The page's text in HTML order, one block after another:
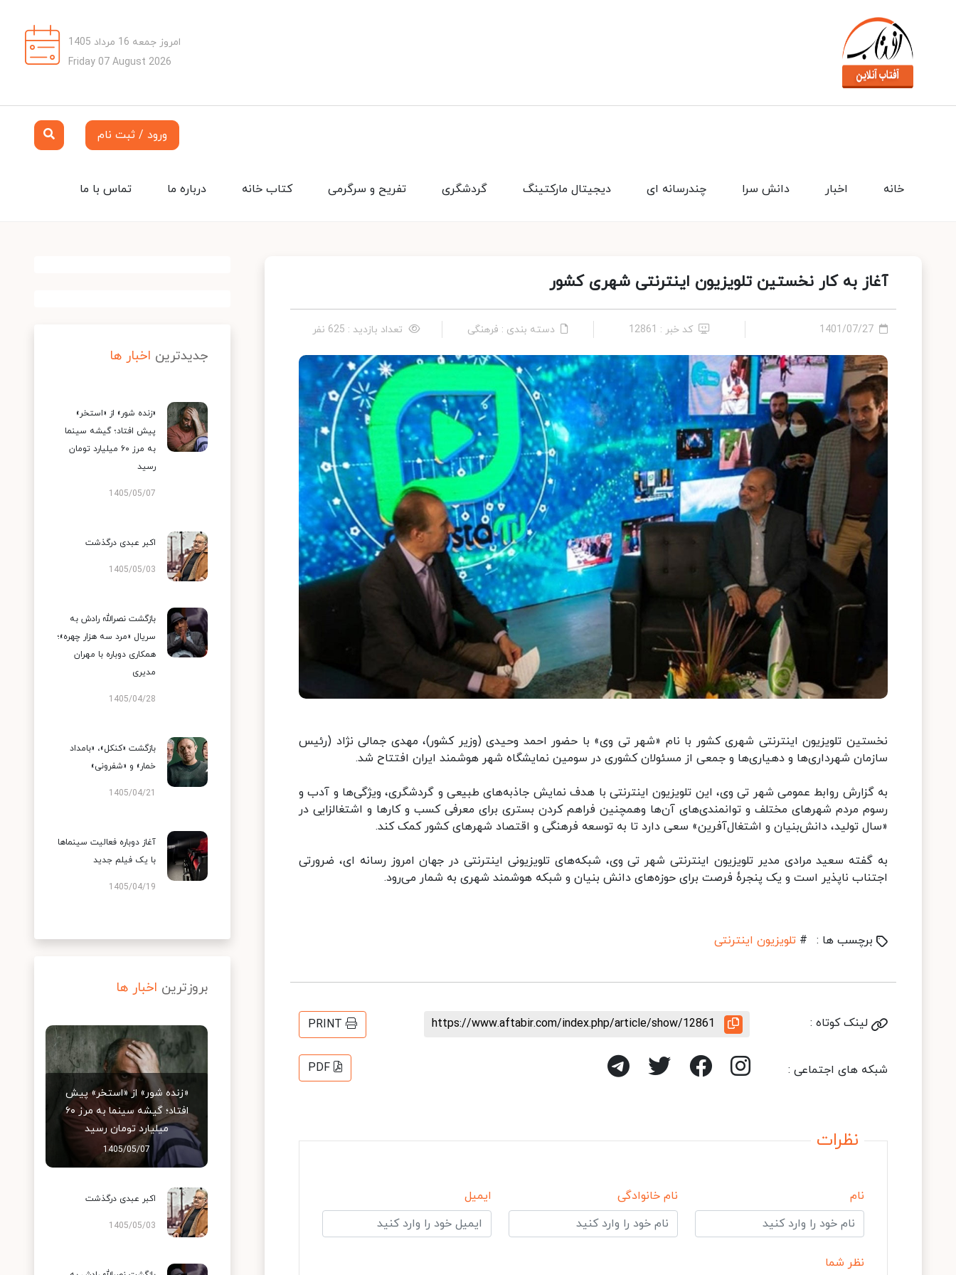
امروز جمعه 16 مرداد 1405
Friday 07 August 2026
ورود / ثبت نام
تماس با ما درباره ما کتاب خانه تفریح و سرگرمی گردشگری دیجیتال مارکتینگ چندرسانه ای دانش سرا اخبار خانه
آغاز به کار نخستین تلویزیون اینترنتی شهری کشور
1401/07/27 کد خبر : 12861 دسته بندی : فرهنگی تعداد بازدید : 625 نفر
نخستین تلویزیون اینترنتی شهری کشور با نام «شهر تی وی» با حضور احمد وحیدی (وزیر کشور)، مهدی جمالی نژاد (رئیس
سازمان شهرداری‌ها و دهیاری‌ها و جمعی از مسئولان کشوری در سومین نمایشگاه شهر هوشمند ایران افتتاح شد.
به گزارش روابط عمومی شهر تی وی، این تلویزیون اینترنتی با هدف نمایش جاذبه‌های طبیعی و گردشگری، ویژگی‌ها و آدب و
رسوم مردم شهرهای مختلف و توانمندی‌های آن‌ها وهمچنین فراهم کردن بستری برای معرفی کسب و کارها و اشتغالزایی در
«سال تولید، دانش‌بنیان و اشتغال‌آفرین» سعی دارد تا به توسعه فرهنگی و اقتصاد شهرهای کشور کمک کند.
به گفته سعید مرادی مدیر تلویزیون اینترنتی شهر تی وی، شبکه‌های تلویزیونی اینترنتی در جهان امروز رسانه ای، ضرورتی
اجتناب ناپذیر است و یک پنجرۀ فرصت برای حوزه‌های دانش بنیان و شبکه هوشمند شهری به شمار می‌رود.
برچسب ها : # تلویزیون اینترنتی
لینک کوتاه : https://www.aftabir.com/index.php/article/show/12861
PRINT
شبکه های اجتماعی : PDF
نظرات
نام نام خانوادگی ایمیل
نظر شما
جدیدترین اخبار ها
«زنده شور» از «استخر»
پیش افتاد؛ گیشه سینما
به مرز ۶۰ میلیارد تومان
رسید
1405/05/07
اکبر عبدی درگذشت
1405/05/03
بازگشت نصرالله رادش به
سریال «مرد سه هزار چهره»؛
همکاری دوباره با مهران
مدیری
1405/04/28
بازگشت «کنکل»، «بامداد
خمار» و «شفرونی»
1405/04/21
آغاز دوباره فعالیت سینماها
با یک فیلم جدید
1405/04/19
بروزترین اخبار ها
«زنده شور» از «استخر» پیش
افتاد؛ گیشه سینما به مرز ۶۰
میلیارد تومان رسید
1405/05/07
اکبر عبدی درگذشت
1405/05/03